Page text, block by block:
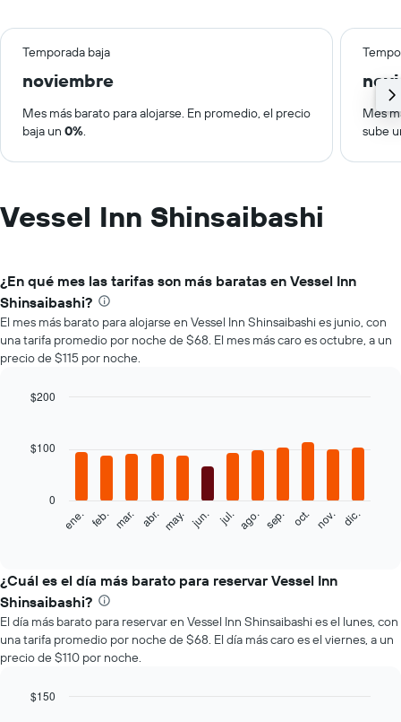
Temporada baja
noviembre
Mes más barato para alojarse. En promedio, el precio
baja un 0%.
Mes
sube
Vessel Inn Shinsaibashi
¿En qué mes las tarifas son más baratas en Vessel Inn
Shinsaibashi?
El mes más barato para alojarse en Vessel Inn Shinsaibashi es junio, con
una tarifa promedio por noche de $68. El mes más caro es octubre, a un
precio de $115 por noche.
with
siguiente
el
precio
promedio
de
una
habitación
mes
ene. feb. mar. abr. may. jun. jul. ago. sep. oct. nov. dic.
0
$100
$200
¿Cuál es el día más barato para reservar Vessel Inn
Shinsaibashi?
El día más barato para reservar en Vessel Inn Shinsaibashi es el lunes, con
una tarifa promedio por noche de $68. El día más caro es el viernes, a un
precio de $110 por noche.
$150